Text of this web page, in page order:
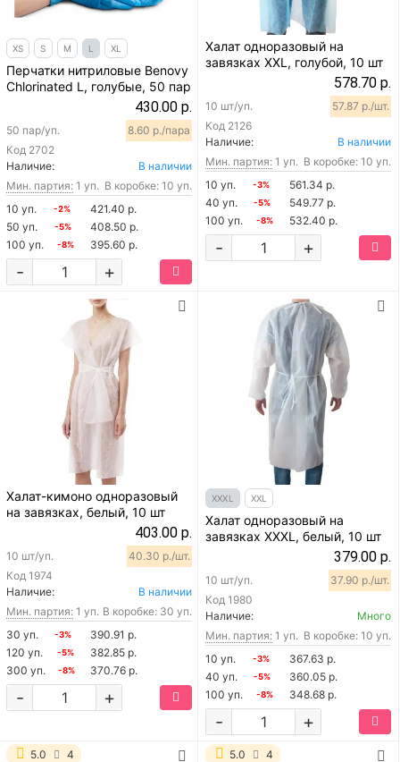
XS S M L XL
Перчатки нитриловые Benovy
Chlorinated L, голубые, 50 пар
430.00 р.
Код 2702
50 пар/уп. 8.60 р./пара
Наличие:
В наличии
Мин. партия: 1 уп. В коробке: 10 уп.
10 уп.
-2%
421.40 р.
50 уп.
-5%
408.50 р.
100 уп.
-8% 395.60 р.
+
-
Халат одноразовый на
завязках XXL, голубой, 10 шт
578.70 р.
Код 2126
10 шт/уп. 57.87 р./шт.
Наличие:
В наличии
Мин. партия: 1 уп. В коробке: 10 уп.
10 уп.
-3%
561.34 р.
40 уп.
-5%
549.77 р.
100 уп.
-8% 532.40 р.
+
-
Халат-кимоно одноразовый
на завязках, белый, 10 шт
403.00 р.
Код 1974
10 шт/уп. 40.30 р./шт.
Наличие:
В наличии
Мин. партия: 1 уп. В коробке: 30 уп.
30 уп.
-3%
390.91 р.
120 уп.
-5%
382.85 р.
300 уп.
-8% 370.76 р.
+
-
XXXL XXL
Халат одноразовый на
завязках XXXL, белый, 10 шт
379.00 р.
Код 1980
10 шт/уп. 37.90 р./шт.
Наличие:
Много
Мин. партия: 1 уп. В коробке: 10 уп.
10 уп.
-3%
367.63 р.
40 уп.
-5%
360.05 р.
100 уп.
-8% 348.68 р.
+
-
5.0 4 5.0 4